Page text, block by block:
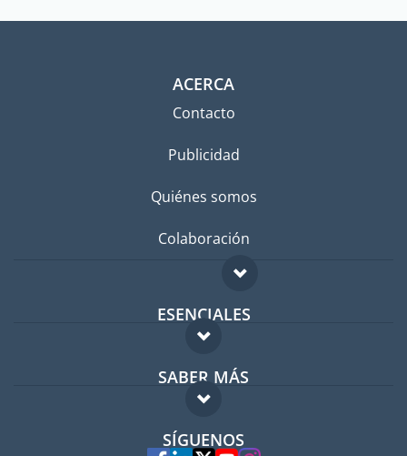
ACERCA
Contacto
Publicidad
Quiénes somos
Colaboración
ESENCIALES
Foro para expatriados
Guía para expatriados
Trabajos en el extranjero
SABER MÁS
FAQ
Expertos
SÍGUENOS